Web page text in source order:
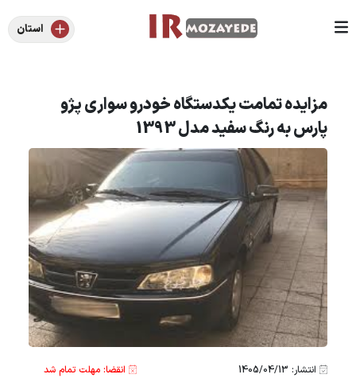
استان
مزایده تمامت یکدستگاه خودرو سواری پژو
پارس به رنگ سفید مدل 1393
انتشار: 1405/04/13 انقضا: مهلت تمام شد